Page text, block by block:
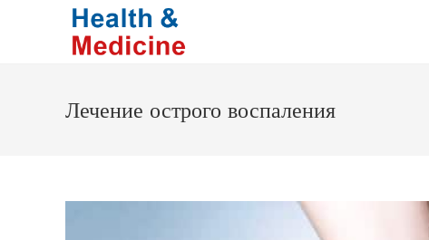
содержимому
Лечение острого воспаления